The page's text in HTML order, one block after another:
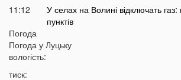
11:12
У селах на Волині відключать
пунктів
10:56
10:43
Погода
Погода у Луцьку
вологість:
тиск: